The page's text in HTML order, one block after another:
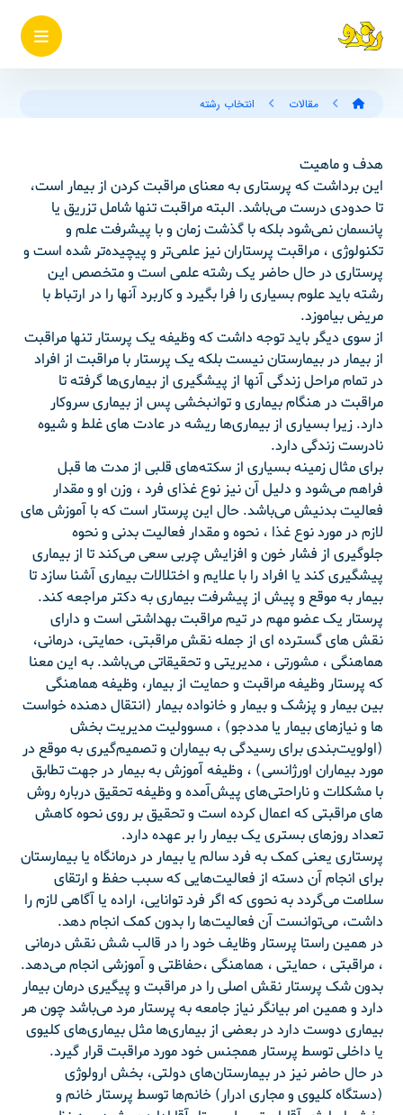
مقالات انتخاب رشته
هدف و ماهیت
این برداشت که پرستاری به معنای مراقبت کردن از بیمار است،
تا حدودی درست می‌باشد. البته مراقبت تنها شامل تزریق یا
پانسمان نمی‌شود بلکه با گذشت زمان و با پیشرفت علم و
تکنولوژی ، مراقبت پرستاران نیز علمی‌تر و پیچیده‌تر شده است و
پرستاری در حال حاضر یک رشته علمی است و متخصص این
رشته باید علوم بسیاری را فرا بگیرد و کاربرد آنها را در ارتباط با
مریض بیاموزد.
از سوی دیگر باید توجه داشت که وظیفه یک پرستار تنها مراقبت
از بیمار در بیمارستان نیست بلکه یک پرستار با مراقبت از افراد
در تمام مراحل زندگی آنها از پیشگیری از بیماری‌ها گرفته تا
مراقبت در هنگام بیماری و توانبخشی پس از بیماری سروکار
دارد. زیرا بسیاری از بیماری‌ها ریشه در عادت های غلط و شیوه
نادرست زندگی دارد.
برای مثال زمینه بسیاری از سکته‌های قلبی از مدت ها قبل
فراهم می‌شود و دلیل آن نیز نوع غذای فرد ، وزن او و مقدار
فعالیت بدنیش می‌باشد. حال این پرستار است که با آموزش های
لازم در مورد نوع غذا ، نحوه و مقدار فعالیت بدنی و نحوه
جلوگیری از فشار خون و افزایش چربی سعی می‌کند تا از بیماری
پیشگیری کند یا افراد را با علایم و اختلالات بیماری آشنا سازد تا
بیمار به موقع و پیش از پیشرفت بیماری به دکتر مراجعه کند.
پرستار یک عضو مهم در تیم مراقبت بهداشتی است و دارای
نقش های گسترده ای از جمله نقش مراقبتی، حمایتی، درمانی،
هماهنگی ، مشورتی ، مدیریتی و تحقیقاتی می‌باشد. به این معنا
که پرستار وظیفه مراقبت و حمایت از بیمار، وظیفه هماهنگی
بین بیمار و پزشک و بیمار و خانواده بیمار (انتقال دهنده خواست
ها و نیازهای بیمار یا مددجو) ، مسوولیت مدیریت بخش
(اولویت‌بندی برای رسیدگی به بیماران و تصمیم‌گیری به موقع در
مورد بیماران اورژانسی) ، وظیفه آموزش به بیمار در جهت تطابق
با مشکلات و ناراحتی‌های پیش‌آمده و وظیفه تحقیق درباره روش
های مراقبتی که اعمال کرده است و تحقیق بر روی نحوه کاهش
تعداد روزهای بستری یک بیمار را بر عهده دارد.
پرستاری یعنی کمک به فرد سالم یا بیمار در درمانگاه یا بیمارستان
برای انجام آن دسته از فعالیت‌هایی که سبب حفظ و ارتقای
سلامت می‌گردد به نحوی که اگر فرد توانایی، اراده یا آگاهی لازم را
داشت، می‌توانست آن فعالیت‌ها را بدون کمک انجام دهد.
در همین راستا پرستار وظایف خود را در قالب شش نقش درمانی
، مراقبتی ، حمایتی ، هماهنگی ،‌حفاظتی و آموزشی انجام می‌دهد.
بدون شک پرستار نقش اصلی را در مراقبت و پیگیری درمان بیمار
دارد و همین امر بیانگر نیاز جامعه به پرستار مرد می‌باشد چون هر
بیماری دوست دارد در بعضی از بیماری‌ها مثل بیماری‌های کلیوی
یا داخلی توسط پرستار همجنس خود مورد مراقبت قرار گیرد.
در حال حاضر نیز در بیمارستان‌های دولتی، بخش ارولوژی
(دستگاه کلیوی و مجاری ادرار)‌ خانم‌ها توسط پرستار خانم و